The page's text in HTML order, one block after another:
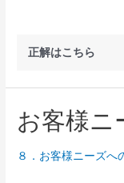
正解はこちら
お客様ニ
８．お客様ニーズへ